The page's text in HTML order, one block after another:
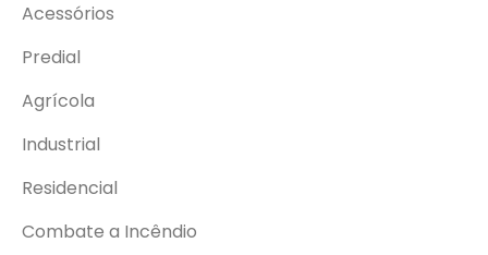
Acessórios
Predial
Agrícola
Industrial
Residencial
Combate a Incêndio